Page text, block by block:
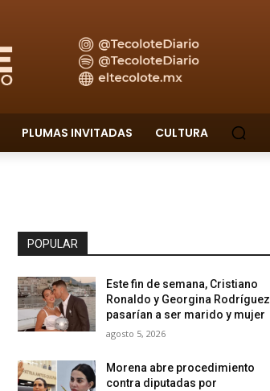
PLUMAS INVITADAS CULTURA
POPULAR
Este fin de semana, Cristiano
Ronaldo y Georgina Rodríguez
pasarían a ser marido y mujer
agosto 5, 2026
Morena abre procedimiento
contra diputadas por